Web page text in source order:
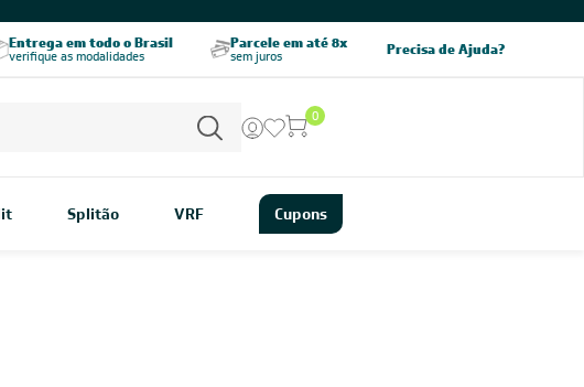
Precisa de Ajuda?
Entrega em todo o Brasil
verifique as modalidades
Parcele em até 8x
sem juros
5% OFF no PIX
pagamento à vista
0
Splitão VRF Cupons